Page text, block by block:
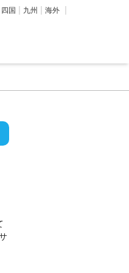
四国 九州 海外